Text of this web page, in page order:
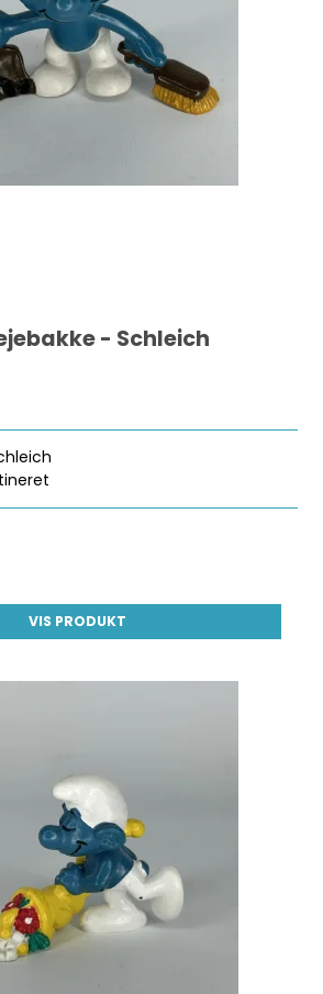
- Schleich
VIS PRODUKT